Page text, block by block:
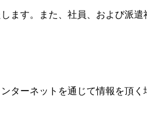
ます。また、社員、および派
ターネットを通じて情報を頂く